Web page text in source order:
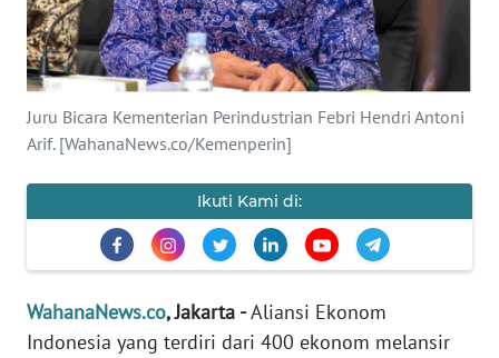
Juru Bicara Kementerian Perindustrian Febri Hendri Antoni
Arif. [WahanaNews.co/Kemenperin]
Ikuti Kami di:
WahanaNews.co, Jakarta -Aliansi Ekonom
Indonesia yang terdiri dari 400 ekonom melansir
SERBA-SERBI
PENDIDIKAN
OLAHRAGA
OPINI
Informasi